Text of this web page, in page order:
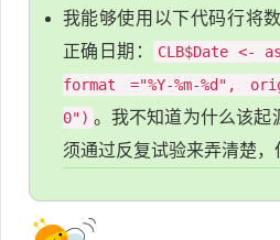
我能够使用以下代码行将
正确日期：
CLB$Date <-
format ="%Y-%m-%d",
0") 。我不知道为什么该起
须通过反复试验来弄清楚，